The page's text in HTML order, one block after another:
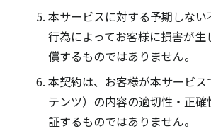
本サービスに対する予期しない
行為によってお客様に損害が生
償するものではありません。
本契約は、お客様が本サービ
テンツ）の内容の適切性・正
証するものではありません。